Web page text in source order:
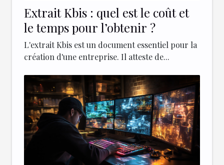
Extrait Kbis : quel est le coût et
le temps pour l’obtenir ?
L'extrait Kbis est un document essentiel pour la
création d'une entreprise. Il atteste de...